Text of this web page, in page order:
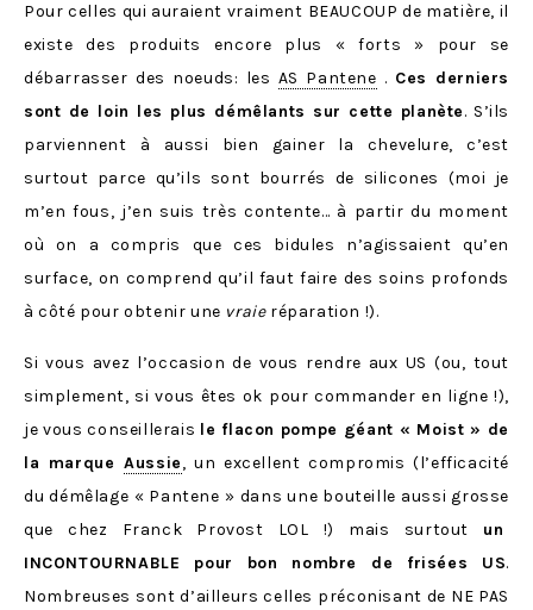
Pour celles qui auraient vraiment BEAUCOUP de matière, il
existe des produits encore plus « forts » pour se
débarrasser des noeuds: les AS Pantene . Ces derniers
sont de loin les plus démêlants sur cette planète. S’ils
parviennent à aussi bien gainer la chevelure, c’est
surtout parce qu’ils sont bourrés de silicones (moi je
m’en fous, j’en suis très contente… à partir du moment
où on a compris que ces bidules n’agissaient qu’en
surface, on comprend qu’il faut faire des soins profonds
à côté pour obtenir une vraieréparation !).
Si vous avez l’occasion de vous rendre aux US (ou, tout
simplement, si vous êtes ok pour commander en ligne !),
je vous conseillerais le flacon pompe géant « Moist » de
la marqueAussie, un excellent compromis (l’efficacité
du démêlage « Pantene » dans une bouteille aussi grosse
que chez Franck Provost LOL !) mais surtout un
INCONTOURNABLE pour bon nombre de frisées US.
Nombreuses sont d’ailleurs celles préconisant de NE PAS